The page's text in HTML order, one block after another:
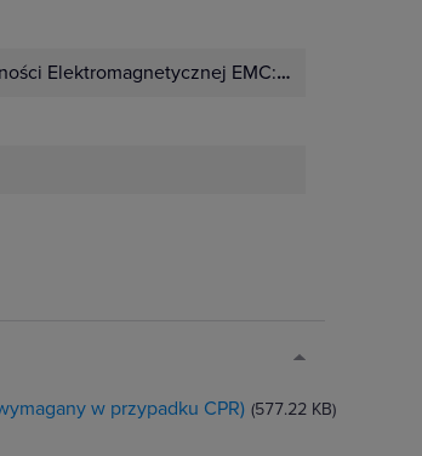
Elektromagnetycznej EMC:Nie
w przypadku CPR) (577.22 KB)